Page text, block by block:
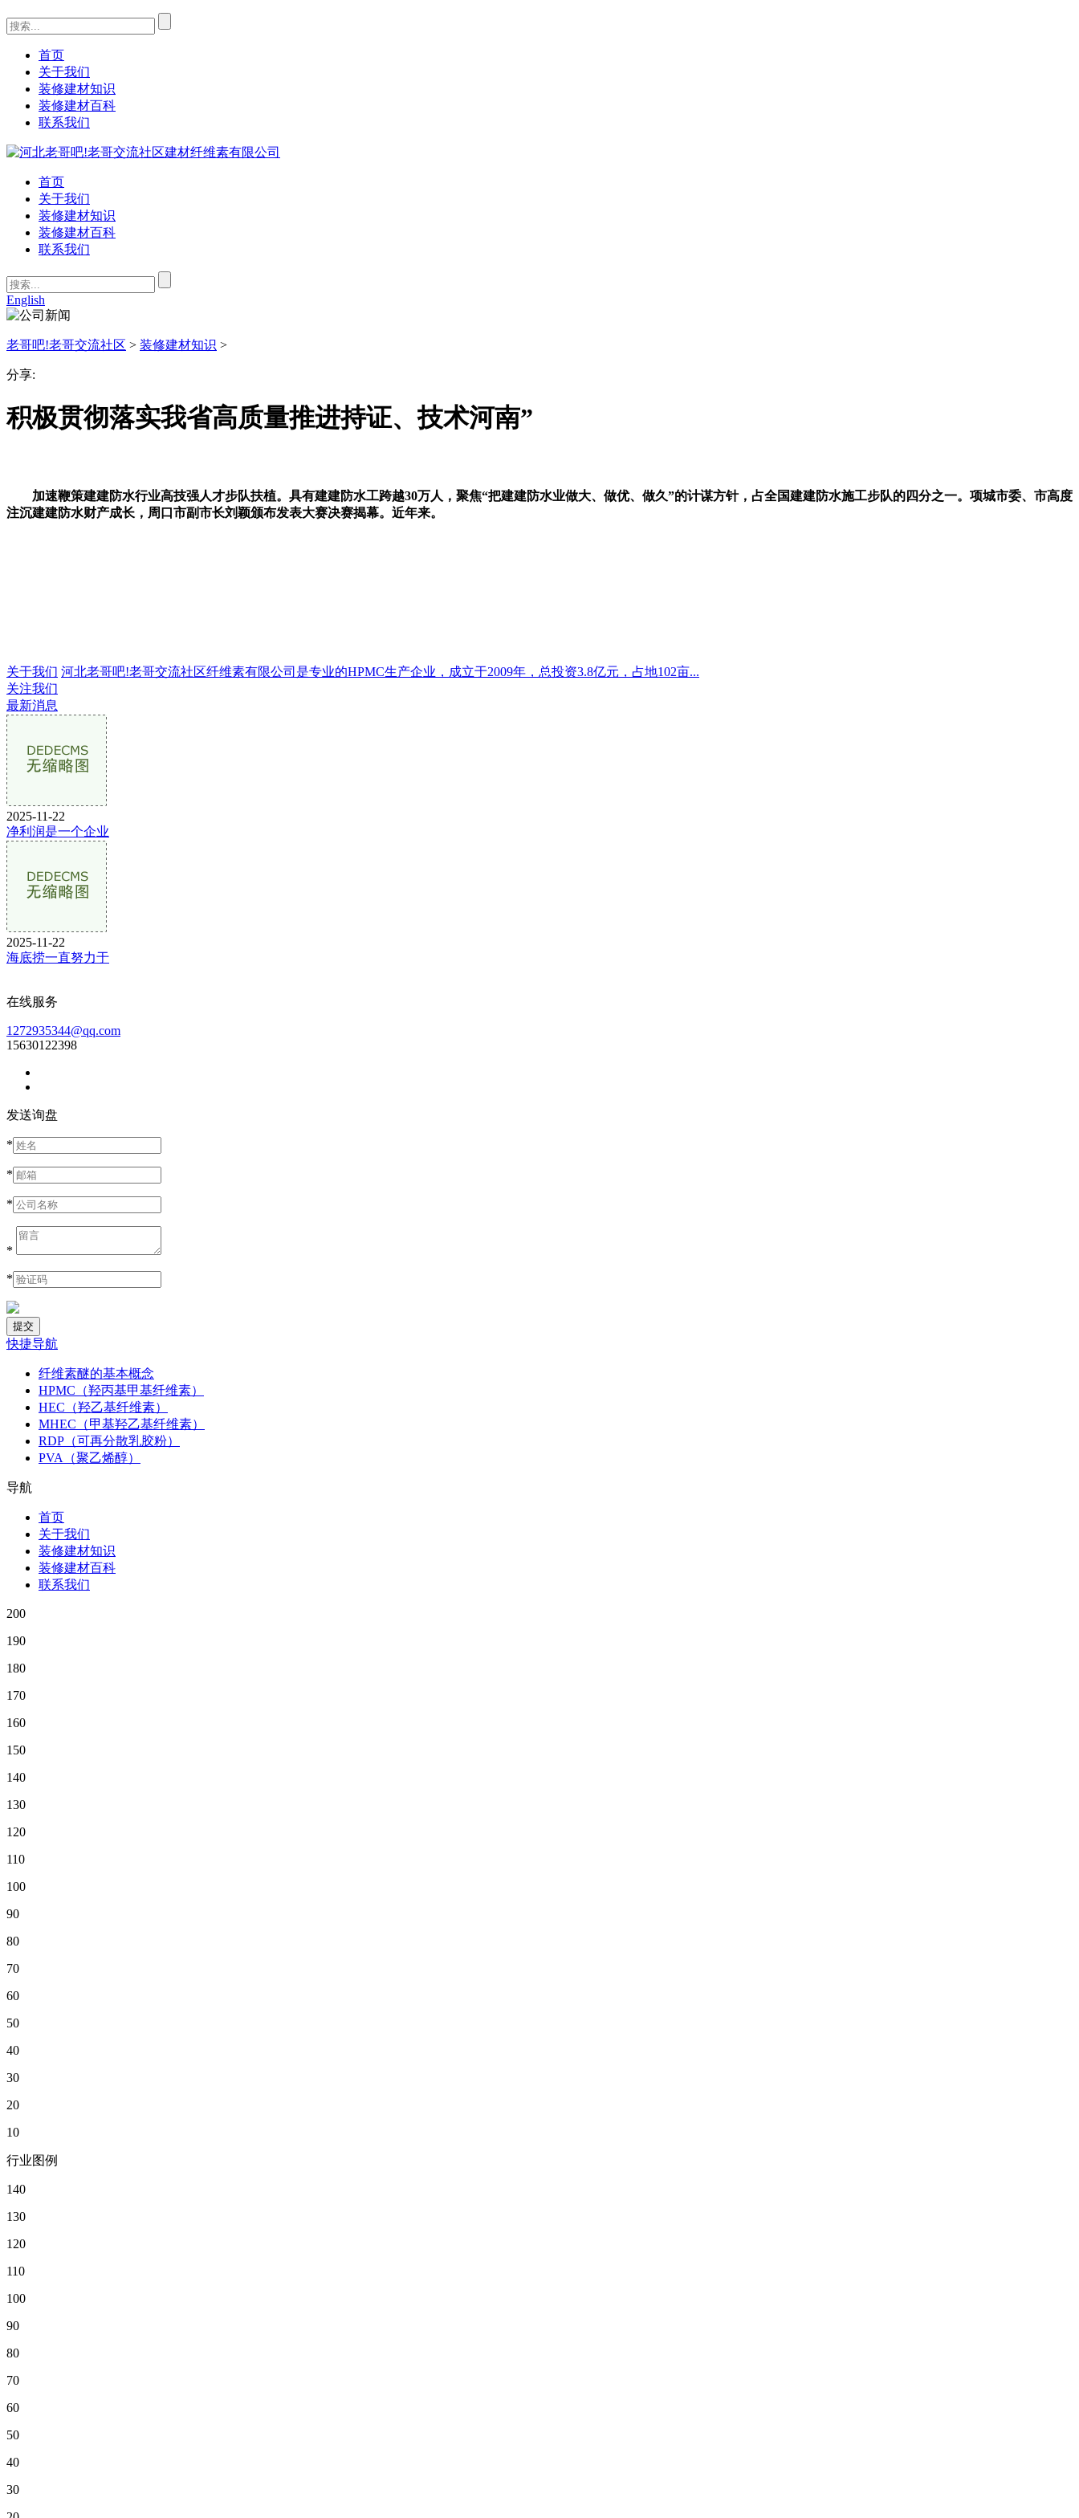
首页
关于我们
装修建材知识
装修建材百科
联系我们
首页
关于我们
装修建材知识
装修建材百科
联系我们
English
老哥吧!老哥交流社区 > 装修建材知识 >
分享:
积极贯彻落实我省高质量推进持证、技术河南”
加速鞭策建建防水行业高技强人才步队扶植。具有建建防水工跨越30万人，聚焦“把建建防水业做大、做优、做久”的计谋方针，占全国建建防水施工步队的四分之一。项城市委、市高度
注沉建建防水财产成长，周口市副市长刘颖颁布发表大赛决赛揭幕。近年来。
关于我们 河北老哥吧!老哥交流社区纤维素有限公司是专业的HPMC生产企业，成立于2009年，总投资3.8亿元，占地102亩...
关注我们
最新消息
2025-11-22
净利润是一个企业
2025-11-22
海底捞一直努力于
在线服务
1272935344@qq.com
15630122398
发送询盘
*
*
*
*
*
快捷导航
纤维素醚的基本概念
HPMC（羟丙基甲基纤维素）
HEC（羟乙基纤维素）
MHEC（甲基羟乙基纤维素）
RDP（可再分散乳胶粉）
PVA（聚乙烯醇）
导航
首页
关于我们
装修建材知识
装修建材百科
联系我们
200
190
180
170
160
150
140
130
120
110
100
90
80
70
60
50
40
30
20
10
行业图例
140
130
120
110
100
90
80
70
60
50
40
30